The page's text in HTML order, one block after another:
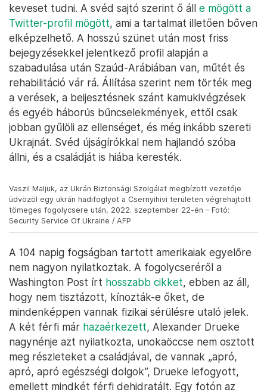
keveset tudni. A svéd sajtó szerint ő áll e mögött a
Twitter-profil mögött, ami a tartalmat illetően bőven
elképzelhető. A hosszú szünet után most friss
bejegyzésekkel jelentkező profil alapján a
szabadulása után Szaúd-Arábiában van, műtét és
rehabilitáció vár rá. Állítása szerint nem törték meg
a verések, a beijesztésnek szánt kamukivégzések
és egyéb háborús bűncselekmények, ettől csak
jobban gyűlöli az ellenséget, és még inkább szereti
Ukrajnát. Svéd újságírókkal nem hajlandó szóba
állni, és a családját is hiába keresték.
Vaszil Maljuk, az Ukrán Biztonsági Szolgálat megbízott vezetője
üdvözöl egy ukrán hadifoglyot a Csernyihivi területen végrehajtott
tömeges fogolycsere után, 2022. szeptember 22-én – Fotó:
Security Service Of Ukraine / AFP